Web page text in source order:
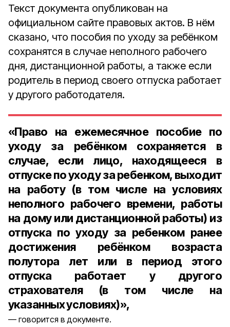
Текст документа опубликован на
официальном сайте правовых актов. В нём
сказано, что пособия по уходу за ребёнком
сохранятся в случае неполного рабочего
дня, дистанционной работы, а также если
родитель в период своего отпуска работает
у другого работодателя.
«Право на ежемесячное пособие по
уходу за ребёнком сохраняется в
случае, если лицо, находящееся в
отпуске по уходу за ребенком, выходит
на работу (в том числе на условиях
неполного рабочего времени, работы
на дому или дистанционной работы) из
отпуска по уходу за ребенком ранее
достижения ребёнком возраста
полутора лет или в период этого
отпуска работает у другого
страхователя (в том числе на
указанных условиях)»,
говорится в документе.